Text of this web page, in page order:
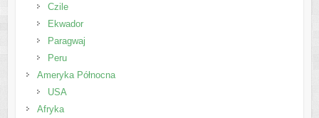
Czile
Ekwador
Paragwaj
Peru
Ameryka Północna
USA
Afryka